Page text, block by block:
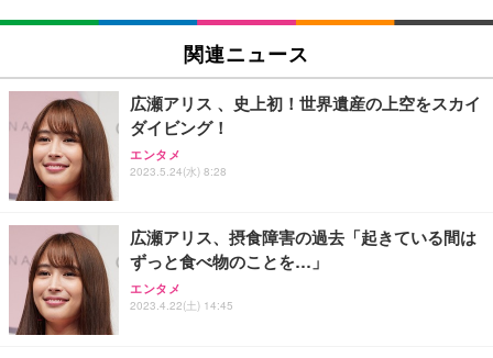
関連ニュース
広瀬アリス 、史上初！世界遺産の上空をスカイ
ダイビング！
エンタメ
2023.5.24(水) 8:28
広瀬アリス、摂食障害の過去「起きている間は
ずっと食べ物のことを…」
エンタメ
2023.4.22(土) 14:45